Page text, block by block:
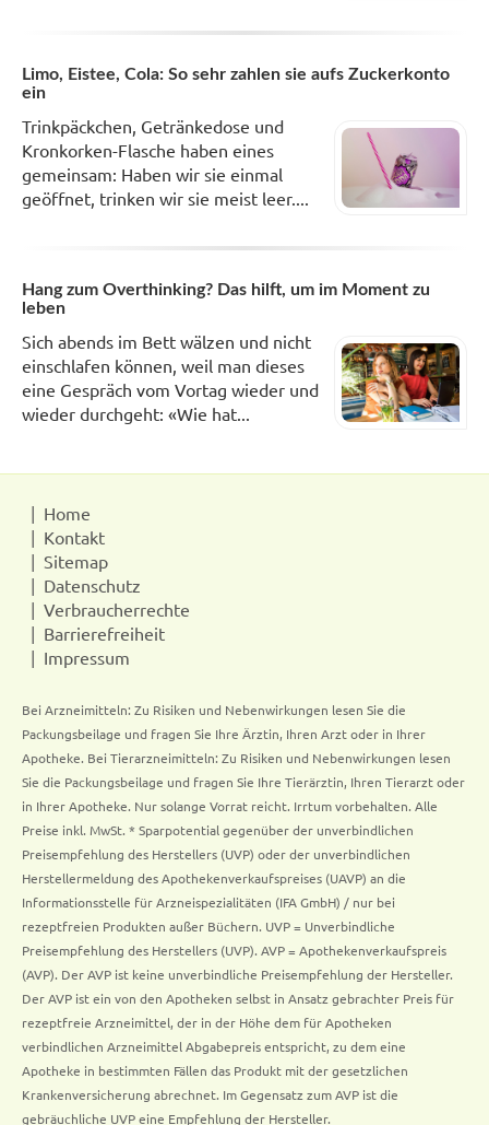
Limo, Eistee, Cola: So sehr zahlen sie aufs Zuckerkonto
ein
Trinkpäckchen, Getränkedose und
Kronkorken-Flasche haben eines
gemeinsam: Haben wir sie einmal
geöffnet, trinken wir sie meist leer....
Hang zum Overthinking? Das hilft, um im Moment zu
leben
Sich abends im Bett wälzen und nicht
einschlafen können, weil man dieses
eine Gespräch vom Vortag wieder und
wieder durchgeht: «Wie hat...
Home
Kontakt
Sitemap
Datenschutz
Verbraucherrechte
Barrierefreiheit
Impressum
Bei Arzneimitteln: Zu Risiken und Nebenwirkungen lesen Sie die
Packungsbeilage und fragen Sie Ihre Ärztin, Ihren Arzt oder in Ihrer
Apotheke. Bei Tierarzneimitteln: Zu Risiken und Nebenwirkungen lesen
Sie die Packungsbeilage und fragen Sie Ihre Tierärztin, Ihren Tierarzt oder
in Ihrer Apotheke. Nur solange Vorrat reicht. Irrtum vorbehalten. Alle
Preise inkl. MwSt. * Sparpotential gegenüber der unverbindlichen
Preisempfehlung des Herstellers (UVP) oder der unverbindlichen
Herstellermeldung des Apothekenverkaufspreises (UAVP) an die
Informationsstelle für Arzneispezialitäten (IFA GmbH) / nur bei
rezeptfreien Produkten außer Büchern. UVP = Unverbindliche
Preisempfehlung des Herstellers (UVP). AVP = Apothekenverkaufspreis
(AVP). Der AVP ist keine unverbindliche Preisempfehlung der Hersteller.
Der AVP ist ein von den Apotheken selbst in Ansatz gebrachter Preis für
rezeptfreie Arzneimittel, der in der Höhe dem für Apotheken
verbindlichen Arzneimittel Abgabepreis entspricht, zu dem eine
Apotheke in bestimmten Fällen das Produkt mit der gesetzlichen
Krankenversicherung abrechnet. Im Gegensatz zum AVP ist die
gebräuchliche UVP eine Empfehlung der Hersteller.